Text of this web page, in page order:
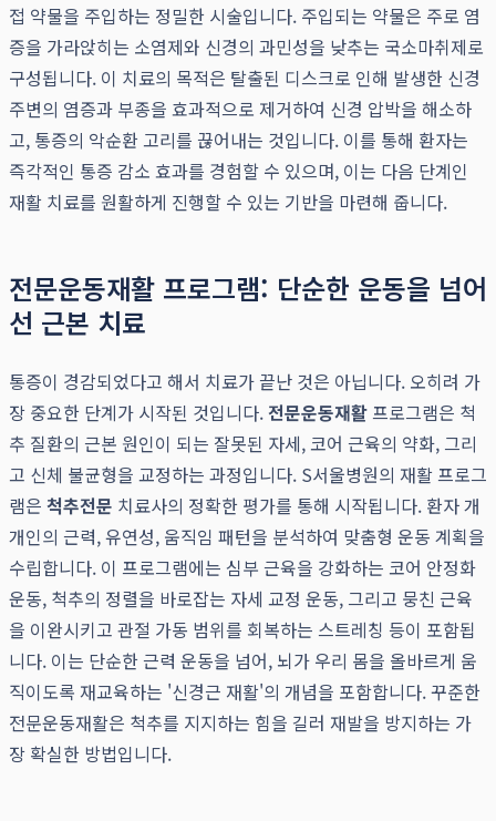
접 약물을 주입하는 정밀한 시술입니다. 주입되는 약물은 주로 염
증을 가라앉히는 소염제와 신경의 과민성을 낮추는 국소마취제로
구성됩니다. 이 치료의 목적은 탈출된 디스크로 인해 발생한 신경
주변의 염증과 부종을 효과적으로 제거하여 신경 압박을 해소하
고, 통증의 악순환 고리를 끊어내는 것입니다. 이를 통해 환자는
즉각적인 통증 감소 효과를 경험할 수 있으며, 이는 다음 단계인
재활 치료를 원활하게 진행할 수 있는 기반을 마련해 줍니다.
전문운동재활 프로그램: 단순한 운동을 넘어
선 근본 치료
통증이 경감되었다고 해서 치료가 끝난 것은 아닙니다. 오히려 가
장 중요한 단계가 시작된 것입니다. 전문운동재활프로그램은 척
추 질환의 근본 원인이 되는 잘못된 자세, 코어 근육의 약화, 그리
고 신체 불균형을 교정하는 과정입니다. S서울병원의 재활 프로그
램은 척추전문 치료사의 정확한 평가를 통해 시작됩니다. 환자 개
개인의 근력, 유연성, 움직임 패턴을 분석하여 맞춤형 운동 계획을
수립합니다. 이 프로그램에는 심부 근육을 강화하는 코어 안정화
운동, 척추의 정렬을 바로잡는 자세 교정 운동, 그리고 뭉친 근육
을 이완시키고 관절 가동 범위를 회복하는 스트레칭 등이 포함됩
니다. 이는 단순한 근력 운동을 넘어, 뇌가 우리 몸을 올바르게 움
직이도록 재교육하는 '신경근 재활'의 개념을 포함합니다. 꾸준한
전문운동재활은 척추를 지지하는 힘을 길러 재발을 방지하는 가
장 확실한 방법입니다.